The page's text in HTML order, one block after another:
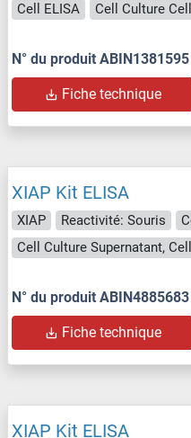
Cell ELISA
Cell Culture
N° du produit ABIN1381595
Fiche technique
XIAP Kit ELISA
XIAP Reactivité: Souris
N° du produit ABIN4885683
Fiche technique
XIAP Kit ELISA